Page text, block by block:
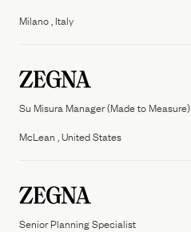
Milano , Italy
Su Misura Manager (Made to Measure)
McLean , United States
Senior Planning Specialist